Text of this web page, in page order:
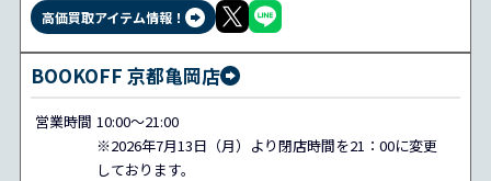
高価買取アイテム情報！
BOOKOFF 京都亀岡店
営業時間 10:00～21:00
※2026年7月13日（月）より閉店時間を21：00に変更
しております。